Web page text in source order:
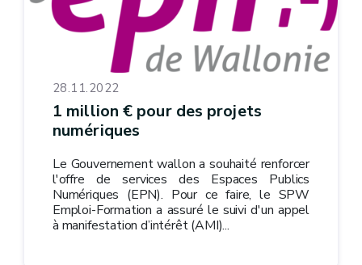
28.11.2022
1 million € pour des projets
numériques
Le Gouvernement wallon a souhaité renforcer
l'offre de services des Espaces Publics
Numériques (EPN). Pour ce faire, le SPW
Emploi-Formation a assuré le suivi d'un appel
à manifestation d’intérêt (AMI)...